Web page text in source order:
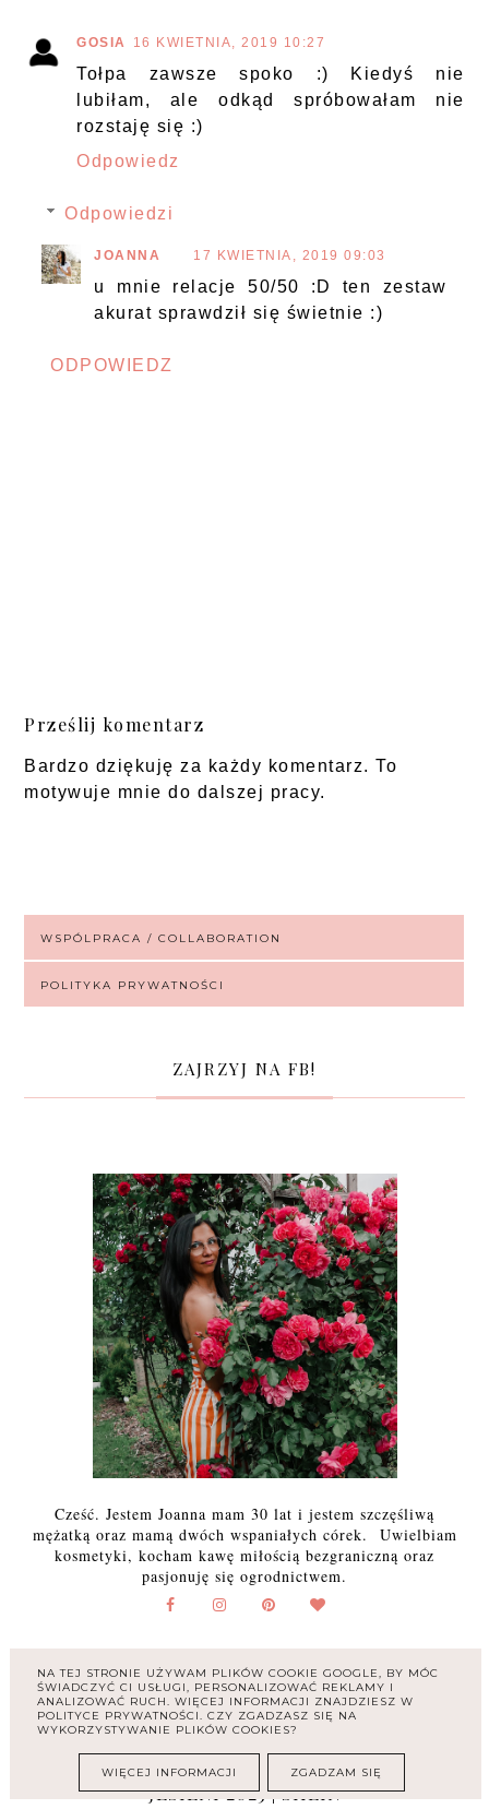
GOSIA 16 KWIETNIA, 2019 10:27
Tołpa zawsze spoko :) Kiedyś nie
lubiłam, ale odkąd spróbowałam nie
rozstaję się :)
Odpowiedz
Odpowiedzi
JOANNA 17 KWIETNIA, 2019 09:03
u mnie relacje 50/50 :D ten zestaw
akurat sprawdził się świetnie :)
ODPOWIEDZ
Prześlij komentarz
Bardzo dziękuję za każdy komentarz. To
motywuje mnie do dalszej pracy.
WSPÓLPRACA / COLLABORATION
POLITYKA PRYWATNOŚCI
ZAJRZYJ NA FB!
Cześć. Jestem Joanna mam 30 lat i jestem szczęśliwą
mężatką oraz mamą dwóch wspaniałych córek. Uwielbiam
kosmetyki, kocham kawę miłością bezgraniczną oraz
pasjonuję się ogrodnictwem.
POLECANY POST
CZEKOLADOWY TRENCZ DAMSKI - HIT
JESIENI 2025 | SHEIN
NA TEJ STRONIE UŻYWAM PLIKÓW COOKIE GOOGLE, BY MÓC
ŚWIADCZYĆ CI USŁUGI, PERSONALIZOWAĆ REKLAMY I
ANALIZOWAĆ RUCH. WIĘCEJ INFORMACJI ZNAJDZIESZ W
POLITYCE PRYWATNOŚCI. CZY ZGADZASZ SIĘ NA
WYKORZYSTYWANIE PLIKÓW COOKIES?
WIĘCEJ INFORMACJI ZGADZAM SIĘ